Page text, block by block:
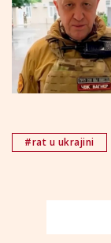
#rat u ukrajini